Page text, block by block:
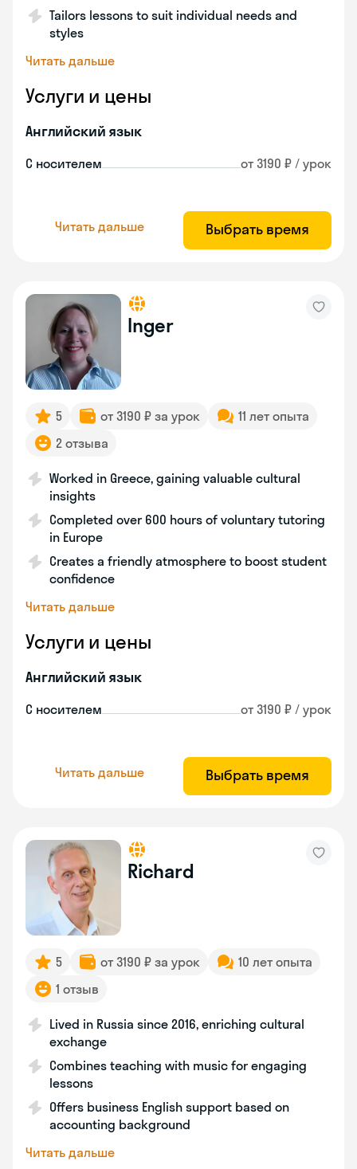
Tailors lessons to suit individual needs and
styles
Читать дальше
Услуги и цены
Английский язык
С носителем от 3190 ₽ / урок
Читать дальше Выбрать время
Inger
5 от 3190 ₽ за урок
11 лет опыта
2 отзыва
Worked in Greece, gaining valuable cultural
insights
Completed over 600 hours of voluntary tutoring
in Europe
Creates a friendly atmosphere to boost student
confidence
Читать дальше
Услуги и цены
Английский язык
С носителем от 3190 ₽ / урок
Читать дальше Выбрать время
Richard
5 от 3190 ₽ за урок
10 лет опыта
1 отзыв
Lived in Russia since 2016, enriching cultural
exchange
Combines teaching with music for engaging
lessons
Offers business English support based on
accounting background
Читать дальше